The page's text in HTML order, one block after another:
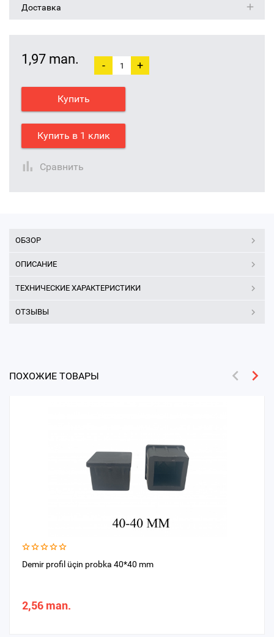
Доставка
1,97 man. - +
Купить
Купить в 1 клик
Сравнить
ОБЗОР
ОПИСАНИЕ
ТЕХНИЧЕСКИЕ ХАРАКТЕРИСТИКИ
ОТЗЫВЫ
ПОХОЖИЕ ТОВАРЫ
Demir profil üçin probka 40*40 mm
2,56 man.